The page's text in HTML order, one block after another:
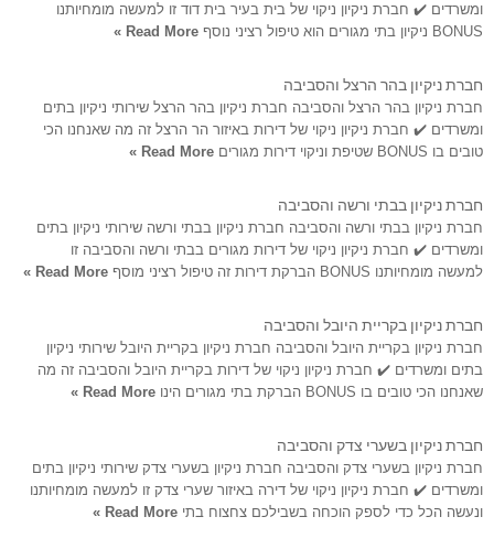
ומשרדים ✔️ חברת ניקיון ניקוי של בית בעיר בית דוד זו למעשה מומחיותנו
BONUS ניקיון בתי מגורים הוא טיפול רציני נוסף
Read More »
חברת ניקיון בהר הרצל והסביבה
חברת ניקיון בהר הרצל והסביבה חברת ניקיון בהר הרצל שירותי ניקיון בתים
ומשרדים ✔️ חברת ניקיון ניקוי של דירות באיזור הר הרצל זה מה שאנחנו הכי
טובים בו BONUS שטיפת וניקוי דירות מגורים
Read More »
חברת ניקיון בבתי ורשה והסביבה
חברת ניקיון בבתי ורשה והסביבה חברת ניקיון בבתי ורשה שירותי ניקיון בתים
ומשרדים ✔️ חברת ניקיון ניקוי של דירות מגורים בבתי ורשה והסביבה זו
למעשה מומחיותנו BONUS הברקת דירות זה טיפול רציני מוסף
Read More »
חברת ניקיון בקריית היובל והסביבה
חברת ניקיון בקריית היובל והסביבה חברת ניקיון בקריית היובל שירותי ניקיון
בתים ומשרדים ✔️ חברת ניקיון ניקוי של דירות בקריית היובל והסביבה זה מה
שאנחנו הכי טובים בו BONUS הברקת בתי מגורים הינו
Read More »
חברת ניקיון בשערי צדק והסביבה
חברת ניקיון בשערי צדק והסביבה חברת ניקיון בשערי צדק שירותי ניקיון בתים
ומשרדים ✔️ חברת ניקיון ניקוי של דירה באיזור שערי צדק זו למעשה מומחיותנו
ונעשה הכל כדי לספק הוכחה בשבילכם צחצוח בתי Read More »